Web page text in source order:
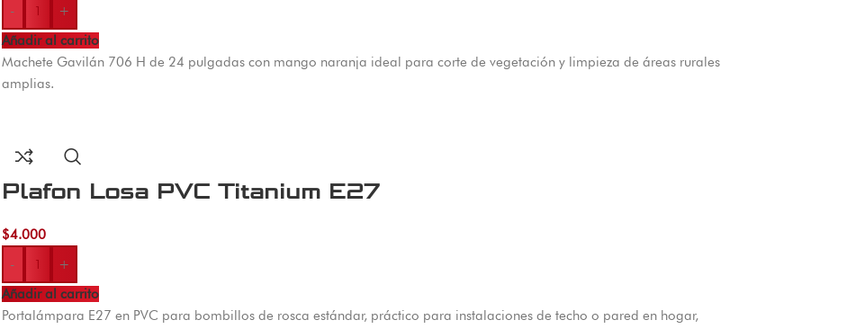
-
+
Añadir al carrito
Machete Gavilán 706 H de 24 pulgadas con mango naranja ideal para corte de vegetación y limpieza de áreas rurales
amplias.
Plafon Losa PVC Titanium E27
$4.000
-
+
Añadir al carrito
Portalámpara E27 en PVC para bombillos de rosca estándar, práctico para instalaciones de techo o pared en hogar,